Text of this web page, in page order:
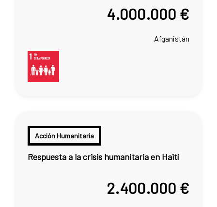
4.000.000 €
Afganistán
Acción Humanitaria
Respuesta a la crisis humanitaria en Haití
2.400.000 €